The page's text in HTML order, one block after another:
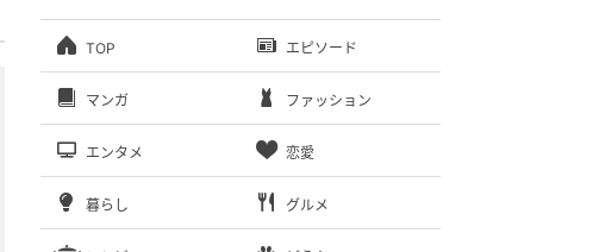
TOP エピソード
マンガ ファッション
エンタメ 恋愛
暮らし グルメ